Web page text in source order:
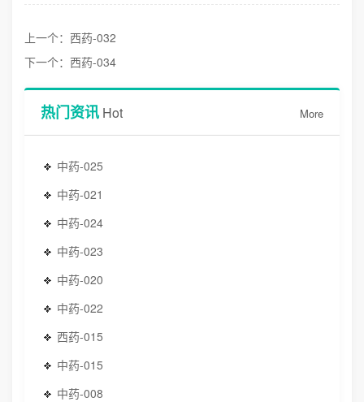
上一个：西药-032
下一个：西药-034
热门资讯 Hot More
中药-025
中药-021
中药-024
中药-023
中药-020
中药-022
西药-015
中药-015
中药-008